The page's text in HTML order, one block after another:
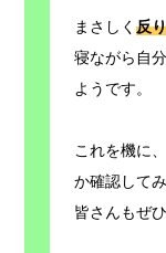
まさしく反
寝ながら自
ようです。
これを機に
か確認して
皆さんもぜ